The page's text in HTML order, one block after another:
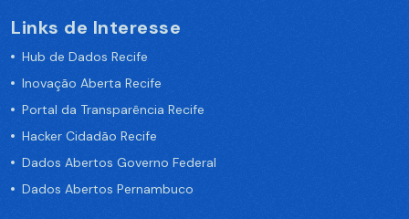
Links de Interesse
Hub de Dados Recife
Inovação Aberta Recife
Portal da Transparência Recife
Hacker Cidadão Recife
Dados Abertos Governo Federal
Dados Abertos Pernambuco